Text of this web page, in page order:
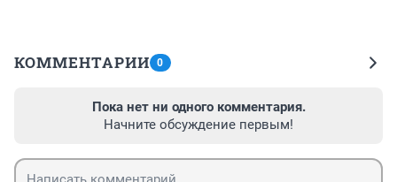
КОММЕНТАРИИ 0
Пока нет ни одного комментария.
Начните обсуждение первым!